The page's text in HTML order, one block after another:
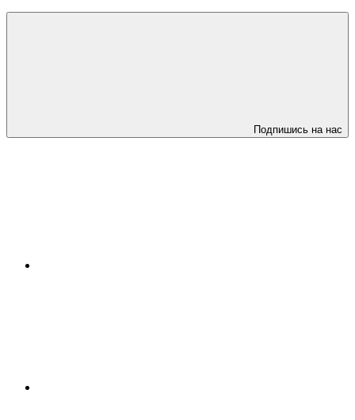
Подпишись на нас